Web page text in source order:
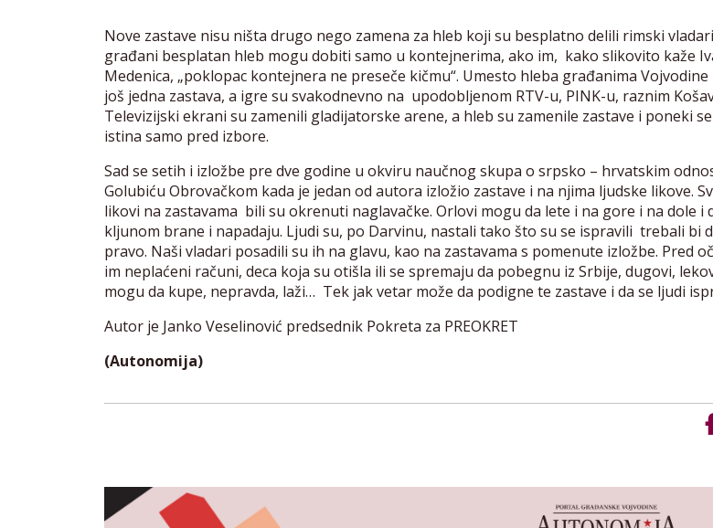
Nove zastave nisu ništa drugo nego zamena za hleb koji su besplatno delili rimski
građani besplatan hleb mogu dobiti samo u kontejnerima, ako im, kako slikovito kaže
Medenica, „poklopac kontejnera ne preseče kičmu“. Umesto hleba građanima Vojvodine
još jedna zastava, a igre su svakodnevno na upodobljenom RTV-u, PINK-u, raznim
Televizijski ekrani su zamenili gladijatorske arene, a hleb su zamenile zastave i poneki
istina samo pred izbore.
Sad se setih i izložbe pre dve godine u okviru naučnog skupa o srpsko – hrvatskim
Golubiću Obrovačkom kada je jedan od autora izložio zastave i na njima ljudske likove.
likovi na zastavama bili su okrenuti naglavačke. Orlovi mogu da lete i na gore i na dole i
kljunom brane i napadaju. Ljudi su, po Darvinu, nastali tako što su se ispravili trebali bi
pravo. Naši vladari posadili su ih na glavu, kao na zastavama s pomenute izložbe. Pred
im neplaćeni računi, deca koja su otišla ili se spremaju da pobegnu iz Srbije, dugovi,
mogu da kupe, nepravda, laži… Tek jak vetar može da podigne te zastave i da se ljudi
Autor je Janko Veselinović predsednik Pokreta za PREOKRET
(Autonomija)